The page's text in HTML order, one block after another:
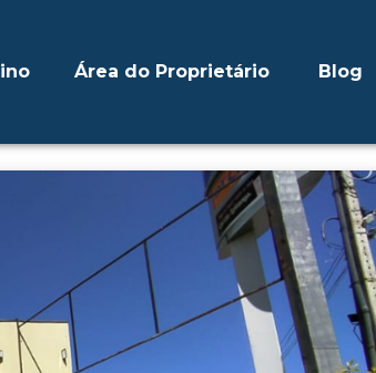
Área do Proprietário Blog